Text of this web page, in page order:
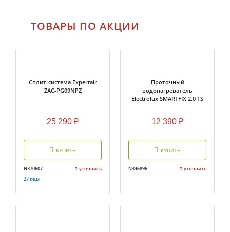
ТОВАРЫ ПО АКЦИИ
Cплит-система Expertair
ZAC-PG09NPZ
25 290 ₽
КУПИТЬ
N370607
уточнить
27 кв.м
Проточный
водонагреватель
Electrolux SMARTFIX 2.0 TS
12 390 ₽
КУПИТЬ
N346896 уточнить